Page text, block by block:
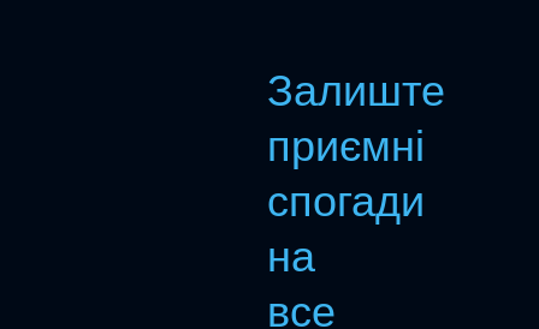
Залиште
приємні
спогади
на
все